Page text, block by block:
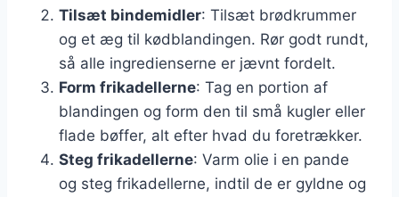
Tilsæt bindemidler: Tilsæt brødkrummer
og et æg til kødblandingen. Rør godt rundt,
så alle ingredienserne er jævnt fordelt.
Form frikadellerne: Tag en portion af
blandingen og form den til små kugler eller
flade bøffer, alt efter hvad du foretrækker.
Steg frikadellerne: Varm olie i en pande
og steg frikadellerne, indtil de er gyldne og